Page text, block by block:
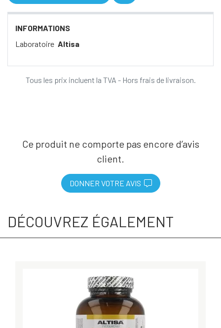
INFORMATIONS
Laboratoire Altisa
Tous les prix incluent la TVA - Hors frais de livraison.
Ce produit ne comporte pas encore d’avis
client.
DONNER VOTRE AVIS
DÉCOUVREZ ÉGALEMENT